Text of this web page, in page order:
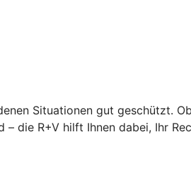
Situationen gut geschützt.
die R+V hilft Ihnen dabei, Ihr